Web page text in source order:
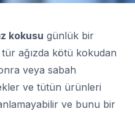
kokusu günlük bir
ağızda kötü kokudan
veya sabah
ve tütün ürünleri
ve bunu bir